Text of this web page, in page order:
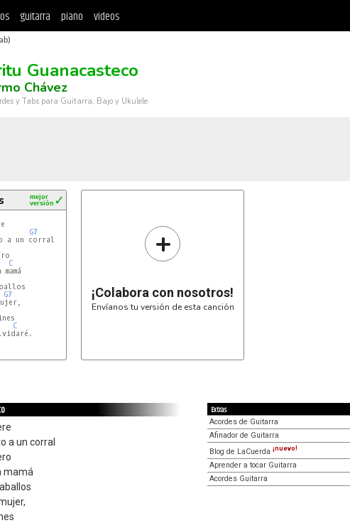
guitarra piano videos
Guanacasteco
Chávez
y Tabs para Guitarra, Bajo y Ukulele
✓
mejor
versión
G7
a un corral
C
G7
C
+
¡Colabora con nosotros!
Envíanos tu versión de esta canción
a un corral
mamá
Extras
Acordes de Guitarra
Afinador de Guitarra
Blog de LaCuerda ¡nuevo!
Aprender a tocar Guitarra
Acordes Guitarra